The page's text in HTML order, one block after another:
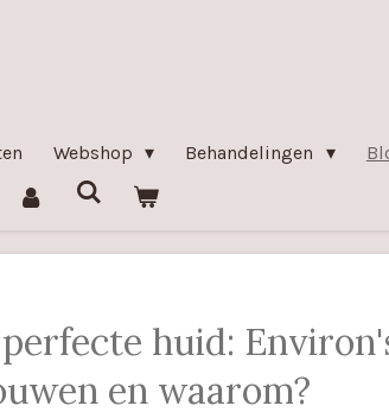
Webshop Behandelingen
huid:
en waarom?